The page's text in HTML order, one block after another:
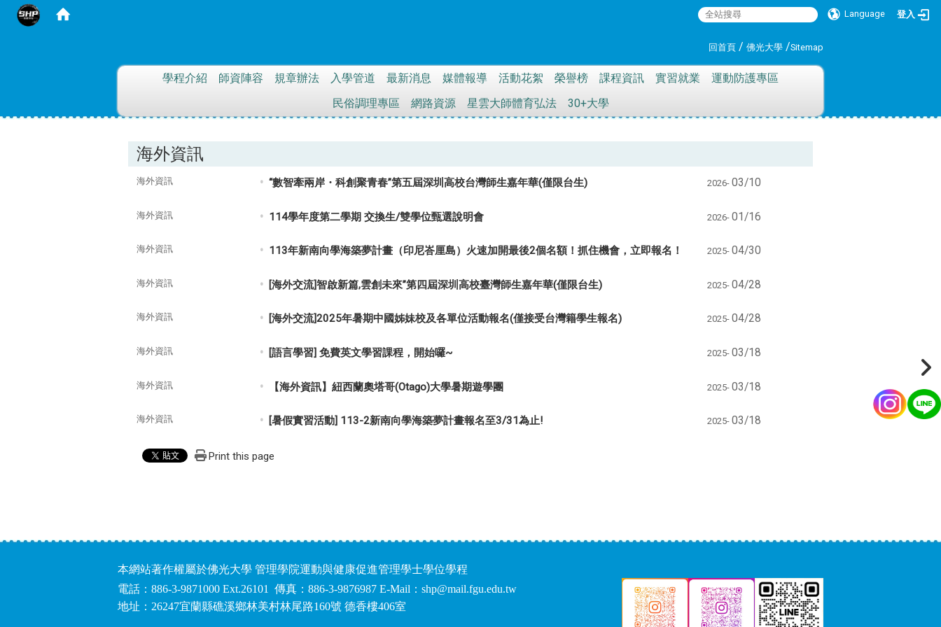
Language 登入
回首頁 / 佛光大學 /Sitemap
::: 學程介紹 師資陣容 規章辦法 入學管道 最新消息 媒體報導 活動花絮 榮譽榜 課程資訊 實習就業
運動防護專區
民俗調理專區
網路資源 星雲大師體育弘法 30+大學
海外資訊
海外資訊 “數智牽兩岸・科創聚青春”第五屆深圳高校台灣師生嘉年華(僅限台生) 2026- 03/10
海外資訊 114學年度第二學期 交換生/雙學位甄選說明會 2026- 01/16
海外資訊 113年新南向學海築夢計畫（印尼峇厘島）火速加開最後2個名額！抓住機會，立即報名！ 2025- 04/30
海外資訊 [海外交流]智啟新篇,雲創未來”第四屆深圳高校臺灣師生嘉年華(僅限台生) 2025- 04/28
海外資訊 [海外交流]2025年暑期中國姊妹校及各單位活動報名(僅接受台灣籍學生報名) 2025- 04/28
海外資訊 [語言學習] 免費英文學習課程，開始囉~ 2025- 03/18
海外資訊 【海外資訊】紐西蘭奧塔哥(Otago)大學暑期遊學團 2025- 03/18
海外資訊 [暑假實習活動] 113-2新南向學海築夢計畫報名至3/31為止! 2025- 03/18
Print this page
本網站著作權屬於佛光大學 管理學院運動與健康促進管理學士學位學程
電話：886-3-9871000 Ext.26101 傳真：886-3-9876987 E-Mail：shp@mail.fgu.edu.tw
地址：26247宜蘭縣礁溪鄉林美村林尾路160號 德香樓406室